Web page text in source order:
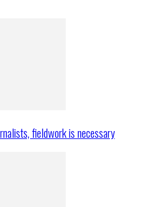
fieldwork is necessary